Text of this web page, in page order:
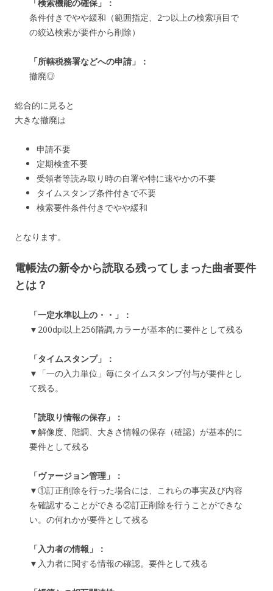
「検索機能の確保」：
条件付きでやや緩和（範囲指定、2つ以上の検索項目で
の絞込検索が要件から削除）
「所轄税務署などへの申請」：
撤廃◎
総合的に見ると
大きな撤廃は
申請不要
定期検査不要
受領者等読み取り時の自署や特に速やかの不要
タイムスタンプ条件付きで不要
検索要件条件付きでやや緩和
となります。
電帳法の新令から読取る残ってしまった曲者要件
とは？
「一定水準以上の・・」：
▼200dpi以上256階調,カラーが基本的に要件として残る
「タイムスタンプ」：
▼「一の入力単位」毎にタイムスタンプ付与が要件とし
て残る。
「読取り情報の保存」：
▼解像度、階調、大きさ情報の保存（確認）が基本的に
要件として残る
「ヴァージョン管理」：
▼①訂正削除を行った場合には、これらの事実及び内容
を確認することができる②訂正削除を行うことができな
い。の何れかが要件として残る
「入力者の情報」：
▼入力者に関する情報の確認。要件として残る